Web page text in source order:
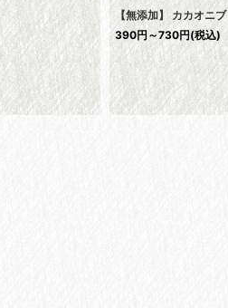
【無添加】 カカオニブ
390円 ～730円(税込)